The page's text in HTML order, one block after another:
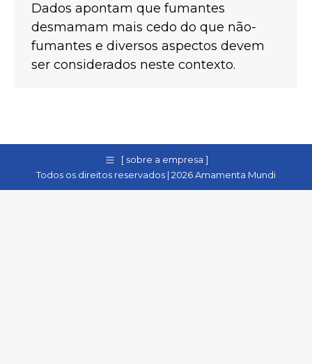
Dados apontam que fumantes
desmamam mais cedo do que não-
fumantes e diversos aspectos devem
ser considerados neste contexto.
[ sobre a empresa ]
Todos os direitos reservados | 2026 Amamenta Mundi